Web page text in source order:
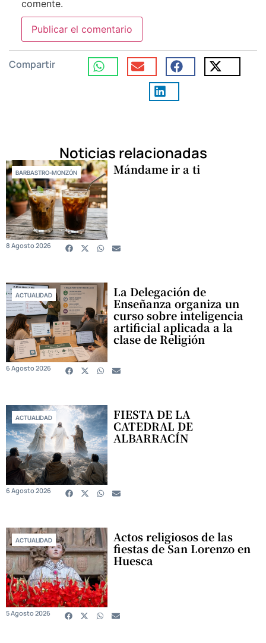
comente.
Compartir
Noticias relacionadas
BARBASTRO-MONZÓN Mándame ir a ti
8 Agosto 2026
ACTUALIDAD La Delegación de
Enseñanza organiza un
curso sobre inteligencia
artificial aplicada a la
clase de Religión
6 Agosto 2026
ACTUALIDAD FIESTA DE LA
CATEDRAL DE
ALBARRACÍN
6 Agosto 2026
ACTUALIDAD Actos religiosos de las
fiestas de San Lorenzo en
Huesca
5 Agosto 2026